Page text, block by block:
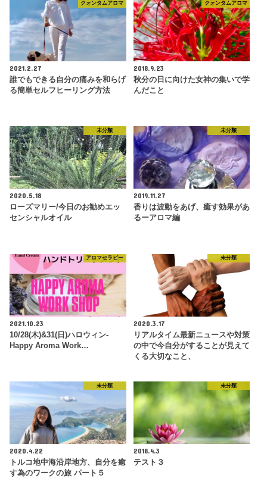
クォンタムアロマ
2021.2.27
誰でもできる自分の痛みを和らげ
る簡単セルフヒーリング方法
クォンタムアロマ
2018.9.23
秋分の日に向けた女神の集いで学
んだこと
未分類
2020.5.18
ローズマリー/今日のお勧めエッ
センシャルオイル
未分類
2019.11.27
香りは波動をあげ、癒す効果があ
るーアロマ編
アロマセラピー
2021.10.23
10/28(木)&31(日)ハロウィン-
Happy Aroma Work…
未分類
2020.3.17
リアルタイム最新ニュースや対策
の中で今自分がすることが見えて
くる大切なこと、
未分類
2020.4.22
トルコ地中海沿岸地方、自分を癒
す為のワークの旅 パート５
未分類
2018.4.3
テスト３